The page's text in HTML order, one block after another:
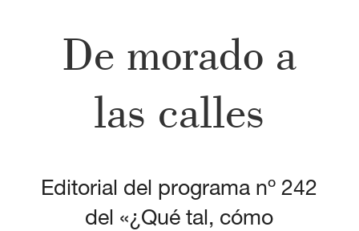
De morado a
las calles
Editorial del programa nº 242
del «¿Qué tal, cómo